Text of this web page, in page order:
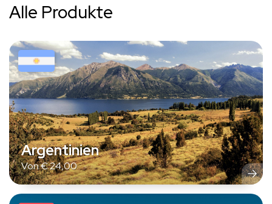
Alle Produkte
Argentinien
Von€24,00